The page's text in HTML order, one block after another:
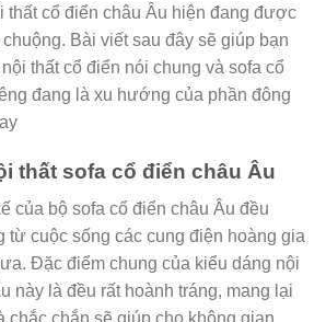
thất cổ điển châu Âu hiện đang được
Bài viết sau đây sẽ giúp bạn
thất cổ điển nói chung và sofa cổ
đang là xu hướng của phần đông
thất sofa cổ điển châu Âu
của bộ sofa cổ điển châu Âu đều
cuộc sống các cung điện hoàng gia
Đặc điểm chung của kiểu dáng nội
này là đều rất hoành tráng, mang lại